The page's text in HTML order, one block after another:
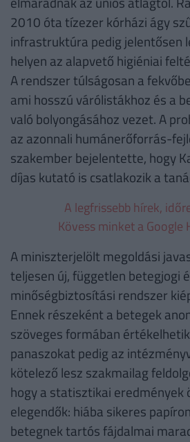
2010 óta tízezer kórházi ágy
infrastruktúra pedig jelentősen
helyen az alapvető higiéniai
A rendszer túlságosan a
ami hosszú várólistákhoz és a
való bolyongásához vezet. A
az azonnali humánerőforrás-
szakember bejelentette, hogy
díjas kutató is csatlakozik a
A legfrissebb hírek,
Kövess minket a Google
A miniszterjelölt megoldási
teljesen új, független betegjogi
minőségbiztosítási rendszer
Ennek részeként a betegek
szöveges formában
panaszokat pedig az
kötelező lesz szakmailag
hogy a statisztikai eredmények
elegendők: hiába sikeres
betegnek tartós fájdalmai